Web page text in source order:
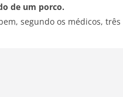
de um porco.
segundo os médicos,